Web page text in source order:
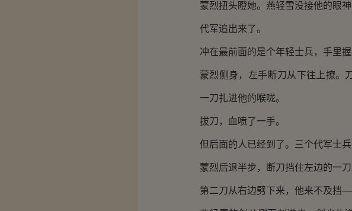
蒙烈扭头瞪她。燕轻雪没接他的眼
代军追出来了。
冲在最前面的是个年轻士兵，手里
蒙烈侧身，左手断刀从下往上撩。
一刀扎进他的喉咙。
拔刀，血喷了一手。
但后面的人已经到了。三个代军士
蒙烈后退半步，断刀挡住左边的一
第二刀从右边劈下来，他来不及挡